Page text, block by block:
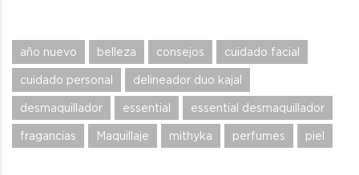
año nuevo belleza consejos cuidado facial
cuidado personal delineador duo kajal
desmaquillador essential essential desmaquillador
fragancias Maquillaje mithyka perfumes piel